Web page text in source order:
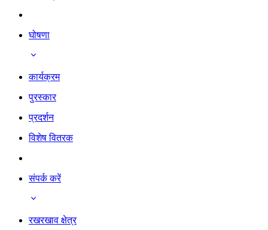
घोषणा
कार्यक्रम
पुरस्कार
प्रदर्शन
विशेष वितरक
संपर्क करें
रखरखाव क्षेत्र